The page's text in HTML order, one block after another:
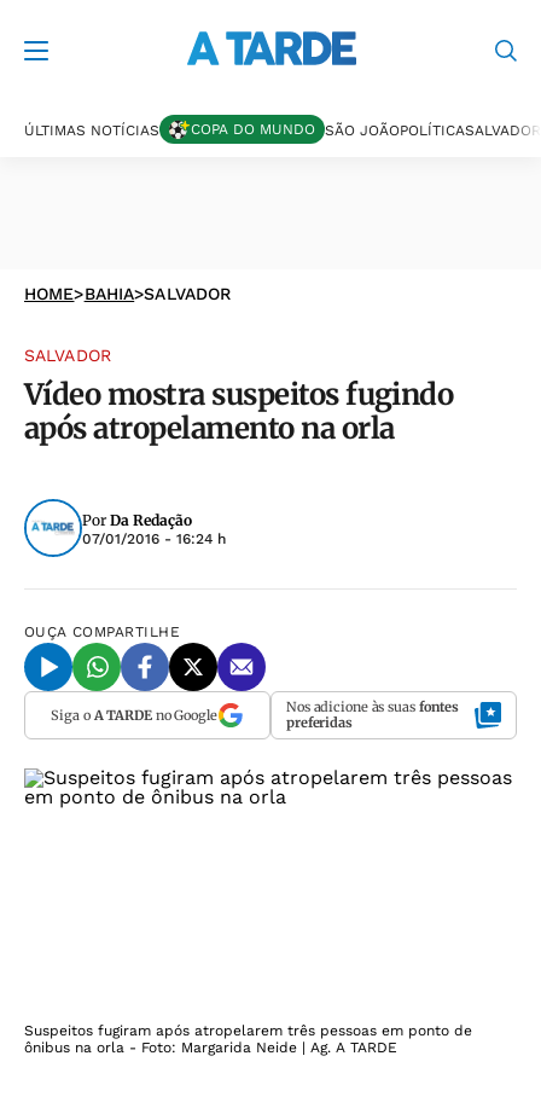
ÚLTIMAS NOTÍCIAS COPA DO MUNDO SÃO JOÃOPOLÍTICASALVADOR
HOME>BAHIA>SALVADOR
SALVADOR
Vídeo mostra suspeitos fugindo
após atropelamento na orla
Por Da Redação
07/01/2016 - 16:24 h
OUÇA COMPARTILHE
Siga o A TARDEno Google Nos adicione às suas fontes
preferidas
Suspeitos fugiram após atropelarem três pessoas em ponto de
ônibus na orla - Foto: Margarida Neide | Ag. A TARDE